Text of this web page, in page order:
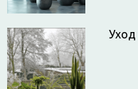
Уход